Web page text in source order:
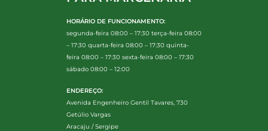
HORÁRIO DE FUNCIONAMENTO:
segunda-feira 08:00 – 17:30 terça-feira 08:00
– 17:30 quarta-feira 08:00 – 17:30 quinta-
feira 08:00 – 17:30 sexta-feira 08:00 – 17:30
sábado 08:00 – 12:00
ENDEREÇO:
Avenida Engenheiro Gentil Tavares, 730
Getúlio Vargas
Aracaju / Sergipe